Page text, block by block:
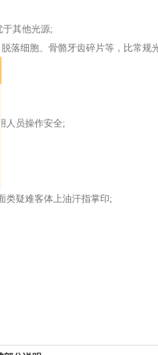
其他光源;
细胞、骨骼牙齿碎片等，比常规
人员操作安全;
疑难客体上油汗指掌印;